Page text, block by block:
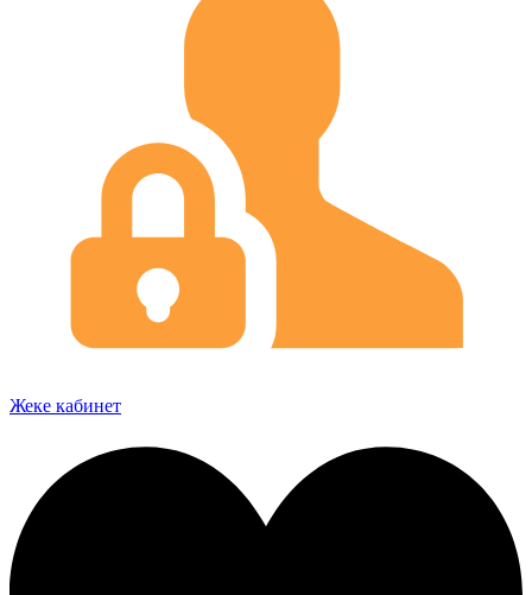
Жеке кабинет